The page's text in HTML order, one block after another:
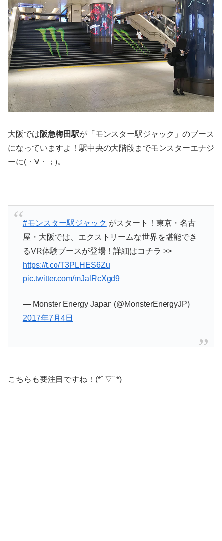
大阪では阪急梅田駅が「モンスター駅ジャック」のブース
になっていますよ！駅中央の大階段までモンスターエナジ
ーに(・∀・；)。
#モンスター駅ジャック がスタート！東京・名古
屋・大阪では、エクストリームな世界を堪能でき
るVR体験ブースが登場！詳細はコチラ >>
https://t.co/T3PLHES6Zu
pic.twitter.com/mJalRcXgd9
— Monster Energy Japan (@MonsterEnergyJP)
2017年7月4日
こちらも要注目ですね！(*ﾟ▽ﾟ*)